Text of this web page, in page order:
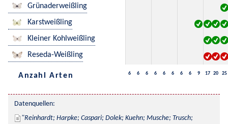
Grünaderweißling
Karstweißling
Kleiner Kohlweißling
Reseda-Weißling
Anzahl Arten 6 6 6 6 6 6 6 6 9 17 20 25
Datenquellen:
Reinhardt; Harpke; Caspari; Dolek; Kuehn; Musche; Trusch;